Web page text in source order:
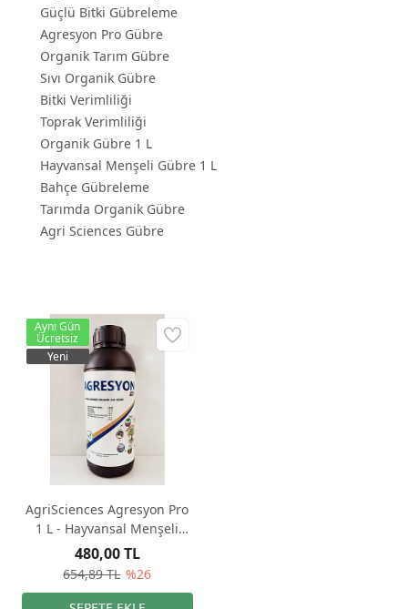
Güçlü Bitki Gübreleme
Agresyon Pro Gübre
Organik Tarım Gübre
Sıvı Organik Gübre
Bitki Verimliliği
Toprak Verimliliği
Organik Gübre 1 L
Hayvansal Menşeli Gübre 1 L
Bahçe Gübreleme
Tarımda Organik Gübre
Agri Sciences Gübre
AgriSciences Agresyon Pro
1 L - Hayvansal Menşeli
Organik Sıvı Gübre
654,89 TL %26
480,00 TL
Aynı Gün
Ücretsiz
Yeni